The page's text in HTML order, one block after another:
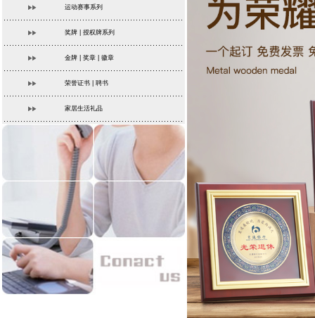
运动赛事系列
奖牌 | 授权牌系列
金牌 | 奖章 | 徽章
荣誉证书 | 聘书
家居生活礼品